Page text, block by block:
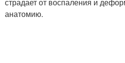
анатомию.